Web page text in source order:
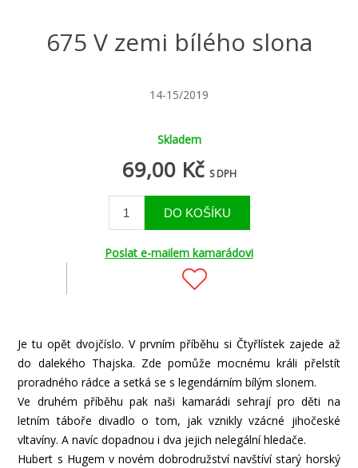
675 V zemi bílého slona
14-15/2019
Skladem
69,00 Kč S DPH
Poslat e-mailem kamarádovi
Je tu opět dvojčíslo. V prvním příběhu si Čtyřlístek zajede až
do dalekého Thajska. Zde pomůže mocnému králi přelstít
proradného rádce a setká se s legendárním bílým slonem.
Ve druhém příběhu pak naši kamarádi sehrají pro děti na
letním táboře divadlo o tom, jak vznikly vzácné jihočeské
vltavíny. A navíc dopadnou i dva jejich nelegální hledače.
Hubert s Hugem v novém dobrodružství navštíví starý horský